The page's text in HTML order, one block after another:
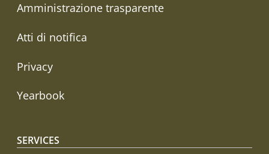
Amministrazione trasparente
Atti di notifica
Privacy
Yearbook
SERVICES